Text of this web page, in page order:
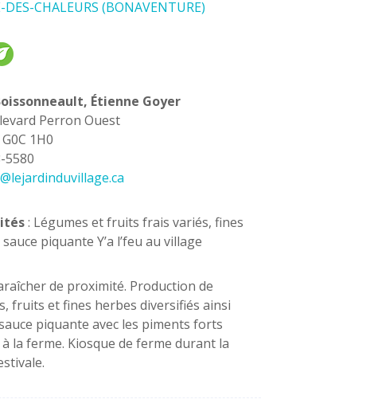
DES-CHALEURS (BONAVENTURE)
Étienne Goyer
Perron Ouest
1H0
5580
: Légumes et fruits frais variés, fines
piquante Y’a l’feu au village
de proximité. Production de
fruits et fines herbes diversifiés ainsi
piquante avec les piments forts
la ferme. Kiosque de ferme durant la